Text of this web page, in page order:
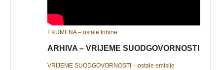
EKUMENA – ostale tribine
ARHIVA – VRIJEME SUODGOVORNOSTI
VRIJEME SUODGOVORNOSTI – ostale emisije